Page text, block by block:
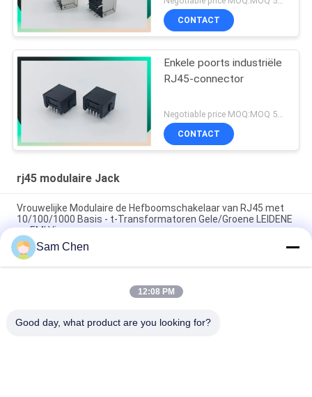
CONTACT
Enkele poorts industriële
RJ45-connector
CONTACT
rj45 modulaire Jack
Vrouwelijke Modulaire de Hefboomschakelaar van RJ45 met
10/100/1000 Basis - t-Transformatoren Gele/Groene LEIDENE
en EMI Vinger
de Modulaire Jack 18.1L Zwarte Horizontale Kunststof van
1x1 Ethernet Molex RJ45
ROHS Goedgekeurd de Hefboom Laag Profiel STP van 8P8C
Sam Chen
12:08 PM
Good day, what product are you looking for?